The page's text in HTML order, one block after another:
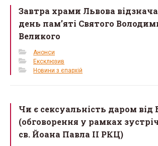
Завтра храми Львова
день пам’яті Святого
Великого
Анонси
Ексклюзив
Новини з єпархій
Чи є сексуальність даром від
(обговорення у рамках
св. Йоана Павла II РКЦ)